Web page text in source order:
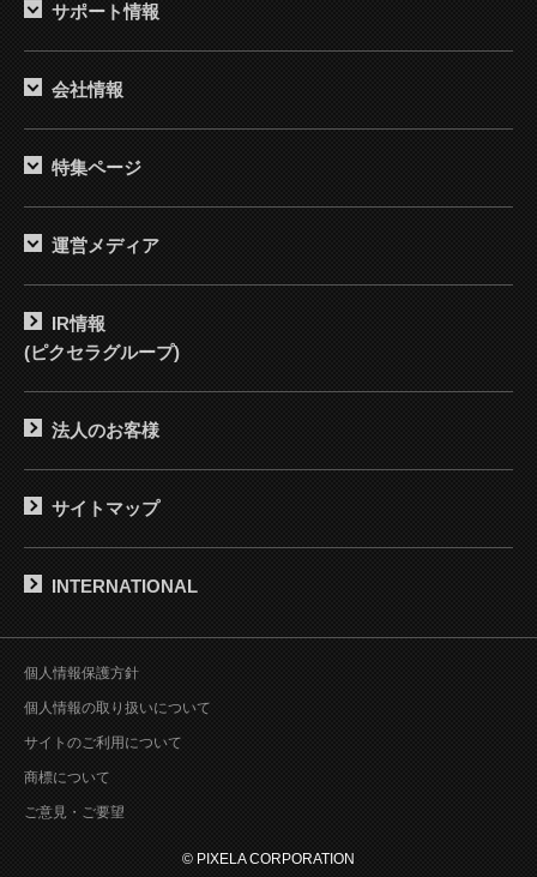
サポート情報
会社情報
特集ページ
運営メディア
IR情報
(ピクセラグループ)
法人のお客様
サイトマップ
INTERNATIONAL
個人情報保護方針
個人情報の取り扱いについて
サイトのご利用について
商標について
ご意見・ご要望
© PIXELA CORPORATION